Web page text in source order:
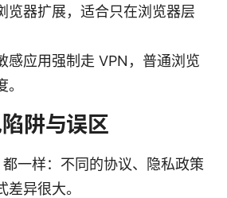
览器扩展，适合只在浏览器层
感应用强制走 VPN，普通浏览
阱与误区
一样：不同的协议、隐私政策
异很大。